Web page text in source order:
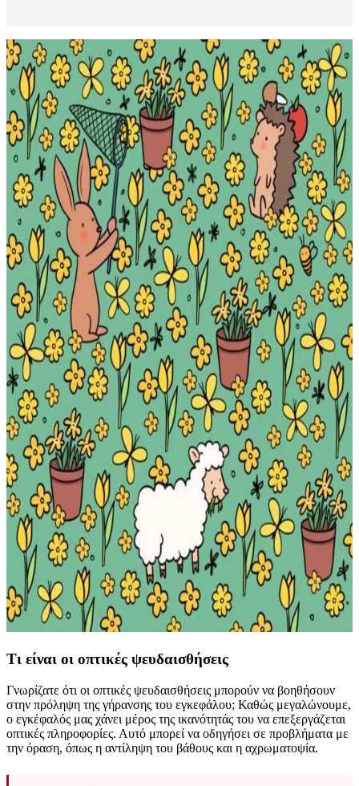
Τι είναι οι οπτικές ψευδαισθήσεις
Γνωρίζατε ότι οι οπτικές ψευδαισθήσεις μπορούν να βοηθήσουν
στην πρόληψη της γήρανσης του εγκεφάλου; Καθώς μεγαλώνουμε,
ο εγκέφαλός μας χάνει μέρος της ικανότητάς του να επεξεργάζεται
οπτικές πληροφορίες. Αυτό μπορεί να οδηγήσει σε προβλήματα με
την όραση, όπως η αντίληψη του βάθους και η αχρωματοψία.